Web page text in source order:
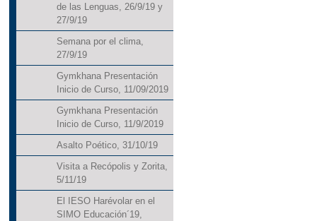
de las Lenguas, 26/9/19 y
27/9/19
Semana por el clima,
27/9/19
Gymkhana Presentación
Inicio de Curso, 11/09/2019
Gymkhana Presentación
Inicio de Curso, 11/9/2019
Asalto Poético, 31/10/19
Visita a Recópolis y Zorita,
5/11/19
El IESO Harévolar en el
SIMO Educación´19,